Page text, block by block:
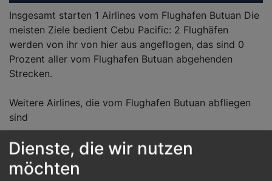
Insgesamt starten 1 Airlines vom Flughafen Butuan Die
meisten Ziele bedient Cebu Pacific: 2 Flughäfen
werden von ihr von hier aus angeflogen, das sind 0
Prozent aller vom Flughafen Butuan abgehenden
Strecken.
Weitere Airlines, die vom Flughafen Butuan abfliegen
sind
Reiseziele von Butuan
Dienste, die wir nutzen
möchten